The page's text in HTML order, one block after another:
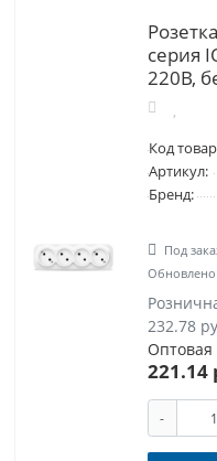
серия
220В,
Код
Артикул:
Бренд:
Под
Обновлено
232.78
Оптовая
221.14
-